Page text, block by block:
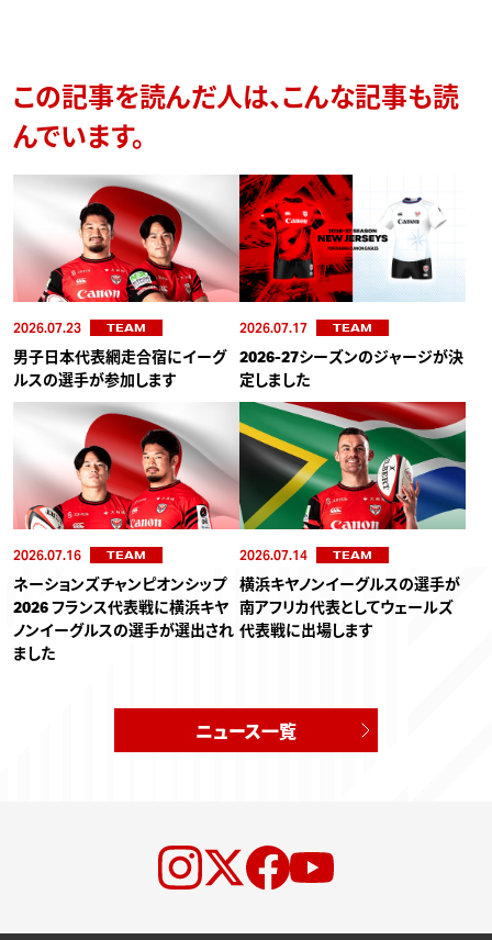
この記事を読んだ人は、こんな記事も読
んでいます。
2026.07.23 TEAM
男子日本代表網走合宿にイーグ
ルスの選手が参加します
2026.07.17 TEAM
2026-27シーズンのジャージが決
定しました
2026.07.16 TEAM
ネーションズチャンピオンシップ
2026 フランス代表戦に横浜キヤ
ノンイーグルスの選手が選出され
ました
2026.07.14 TEAM
横浜キヤノンイーグルスの選手が
南アフリカ代表としてウェールズ
代表戦に出場します
ニュース一覧